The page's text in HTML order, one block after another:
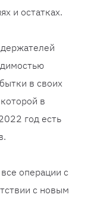
и остатках.
в своих
в
год есть
операции с
с новым